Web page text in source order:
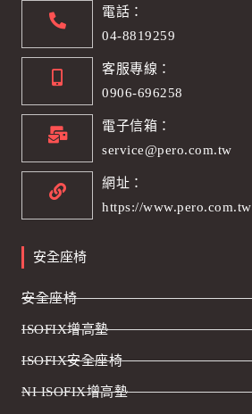
電話：
04-8819259
客服專線：
0906-696258
電子信箱：
service@pero.com.tw
網址：
https://www.pero.com.tw
安全座椅
安全座椅
ISOFIX增高墊
ISOFIX安全座椅
NI ISOFIX增高墊